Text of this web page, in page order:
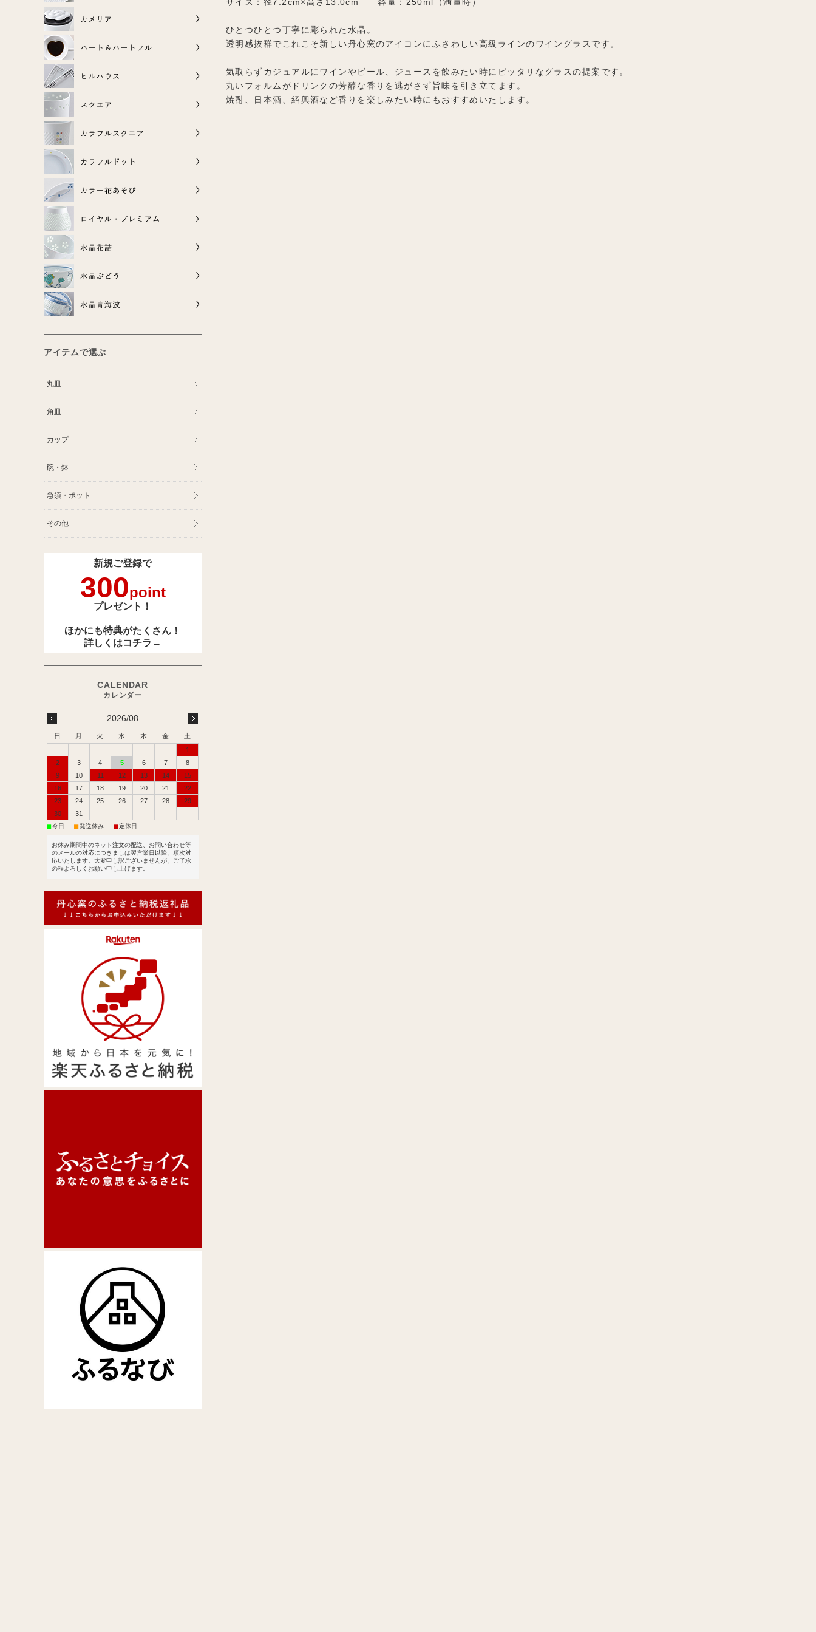
ひとつひとつ丁寧に彫られた水晶。
透明感抜群でこれこそ新しい丹心窯のアイコンにふさわしい高級ラインのワイングラスです。
気取らずカジュアルにワインやビール、ジュースを飲みたい時にピッタリなグラスの提案です。
丸いフォルムがドリンクの芳醇な香りを逃がさず旨味を引き立てます。
焼酎、日本酒、紹興酒など香りを楽しみたい時にもおすすめいたします。
アイテムで選ぶ
丸皿
角皿
カップ
碗・鉢
急須・ポット
その他
新規ご登録で
300point
プレゼント！
ほかにも特典がたくさん！
詳しくはコチラ→
2026/08
日 月 火 水 木 金
土
1
2
3 4 5 6 7
8
9
10 11 12 13 14
15
16
17 18 19 20 21
22
23
24 25 26 27 28
29
30
31
■今日 ■発送休み ■定休日
お休み期間中のネット注文の配送、お問い合わせ等
のメールの対応につきましは翌営業日以降、順次対
応いたします。大変申し訳ございませんが、ご了承
の程よろしくお願い申し上げます。